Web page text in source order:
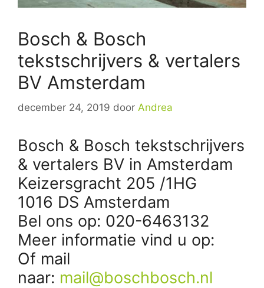
Bosch & Bosch
tekstschrijvers & vertalers
BV Amsterdam
december 24, 2019 door Andrea
Bosch & Bosch tekstschrijvers
& vertalers BV in Amsterdam
Keizersgracht 205 /1HG
1016 DS Amsterdam
Bel ons op: 020-6463132
Meer informatie vind u op:
Of mail
naar: mail@boschbosch.nl